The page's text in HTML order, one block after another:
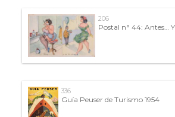
206
Postal n° 44: Antes…
336
Guía Peuser de Turismo 1954